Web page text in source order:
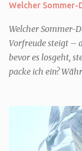
Welcher Sommer-
Welcher Sommer-
Vorfreude steigt –
bevor es losgeht,
packe ich ein?
Urlaub
uns doch
GENIESSER